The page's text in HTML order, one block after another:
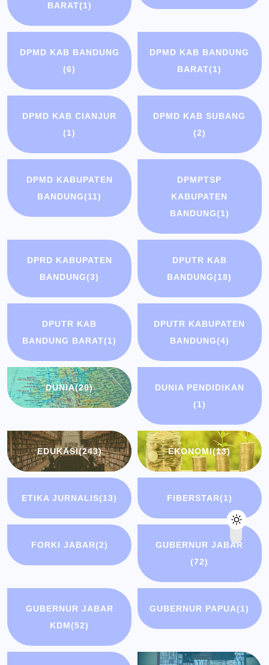
BARAT(1)
DPMD KAB BANDUNG
(6)
DPMD KAB BANDUNG
BARAT(1)
DPMD KAB CIANJUR
(1)
DPMD KAB SUBANG
(2)
DPMD KABUPATEN
BANDUNG(11)
DPMPTSP
KABUPATEN
BANDUNG(1)
DPRD KABUPATEN
BANDUNG(3)
DPUTR KAB
BANDUNG(18)
DPUTR KAB
BANDUNG BARAT(1)
DPUTR KABUPATEN
BANDUNG(4)
DUNIA(20)
DUNIA PENDIDIKAN
(1)
EDUKASI(243) EKONOMI(13)
ETIKA JURNALIS(13) FIBERSTAR(1)
FORKI JABAR(2)
GUBERNUR JABAR
(72)
GUBERNUR JABAR
KDM(52)
GUBERNUR PAPUA(1)